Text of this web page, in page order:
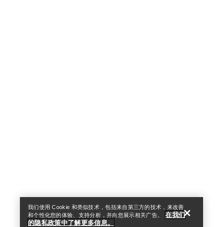
我们使用 Cookie 和类似技术，包括来自第三方的技术，来改善
和个性化您的体验、支持分析，并向您展示相关广告。
在我们
的隐私政策中了解更多信息。